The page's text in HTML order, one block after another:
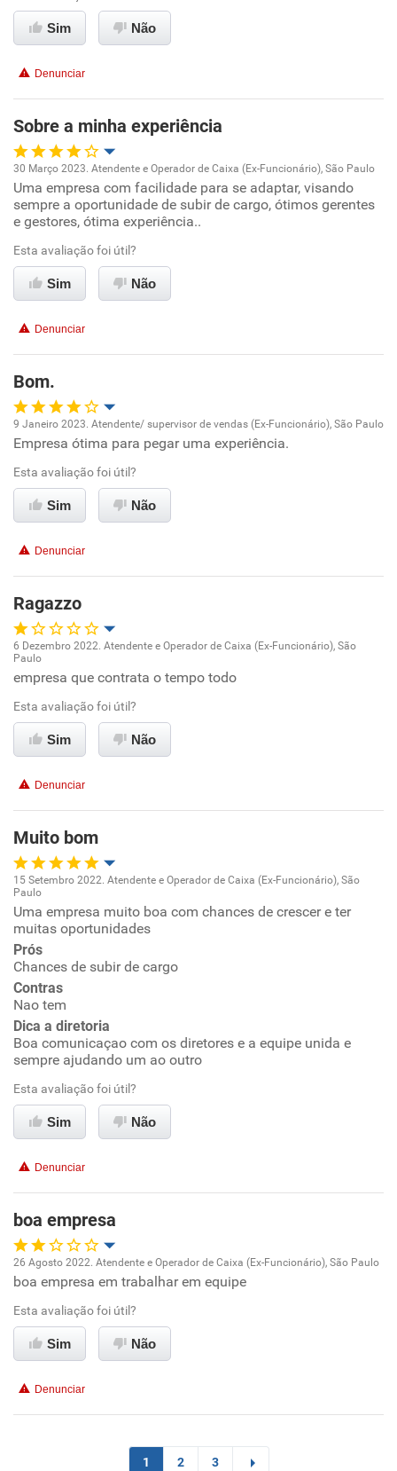
Conciliação com a vida familiar
Sim Não
Denunciar
Sobre a minha experiência
Oportunidade de promoção
Ambiente de trabalho
Conciliação com a vida familiar
30 Março 2023. Atendente e Operador de Caixa (Ex-Funcionário), São Paulo
Uma empresa com facilidade para se adaptar, visando
sempre a oportunidade de subir de cargo, ótimos gerentes
e gestores, ótima experiência..
Esta avaliação foi útil?
Sim Não
Denunciar
Bom.
Oportunidade de promoção
Ambiente de trabalho
Benefícios
Recomenda esta empresa
Não recomenda a diretoria
9 Janeiro 2023. Atendente/ supervisor de vendas (Ex-Funcionário), São Paulo
Empresa ótima para pegar uma experiência.
Esta avaliação foi útil?
Sim Não
Denunciar
Ragazzo
Oportunidade de promoção
Ambiente de trabalho
Conciliação com a vida familiar
Não recomenda esta empresa
Não recomenda a diretoria
6 Dezembro 2022. Atendente e Operador de Caixa (Ex-Funcionário), São
Paulo
empresa que contrata o tempo todo
Esta avaliação foi útil?
Sim Não
Denunciar
Muito bom
Oportunidade de promoção
Ambiente de trabalho
Conciliação com a vida familiar
Benefícios
Recomenda a diretoria
15 Setembro 2022. Atendente e Operador de Caixa (Ex-Funcionário), São
Paulo
Uma empresa muito boa com chances de crescer e ter
muitas oportunidades
Prós
Chances de subir de cargo
Contras
Nao tem
Dica a diretoria
Boa comunicaçao com os diretores e a equipe unida e
sempre ajudando um ao outro
Esta avaliação foi útil?
Sim Não
Denunciar
boa empresa
Oportunidade de promoção
Ambiente de trabalho
Benefícios
Recomenda esta empresa
26 Agosto 2022. Atendente e Operador de Caixa (Ex-Funcionário), São Paulo
boa empresa em trabalhar em equipe
Esta avaliação foi útil?
Sim Não
Denunciar
1 2 3